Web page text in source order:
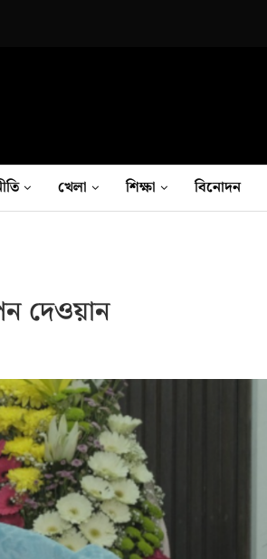
খেলা শিক্ষা বিনোদন
দেওয়ান